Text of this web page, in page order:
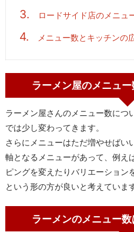
3. ロードサイド店のメニュ
4. メニュー数とキッチンの
ラーメン屋のメニュ
ラーメン屋さんのメニュー数につ
では少し変わってきます。
さらにメニューはただ増やせばい
軸となるメニューがあって、例え
ピングを変えたりバリエーション
という形の方が良いと考えています
ラーメンのメニュー